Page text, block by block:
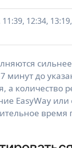
12:34,
минут до
а количество
EasyWay
время